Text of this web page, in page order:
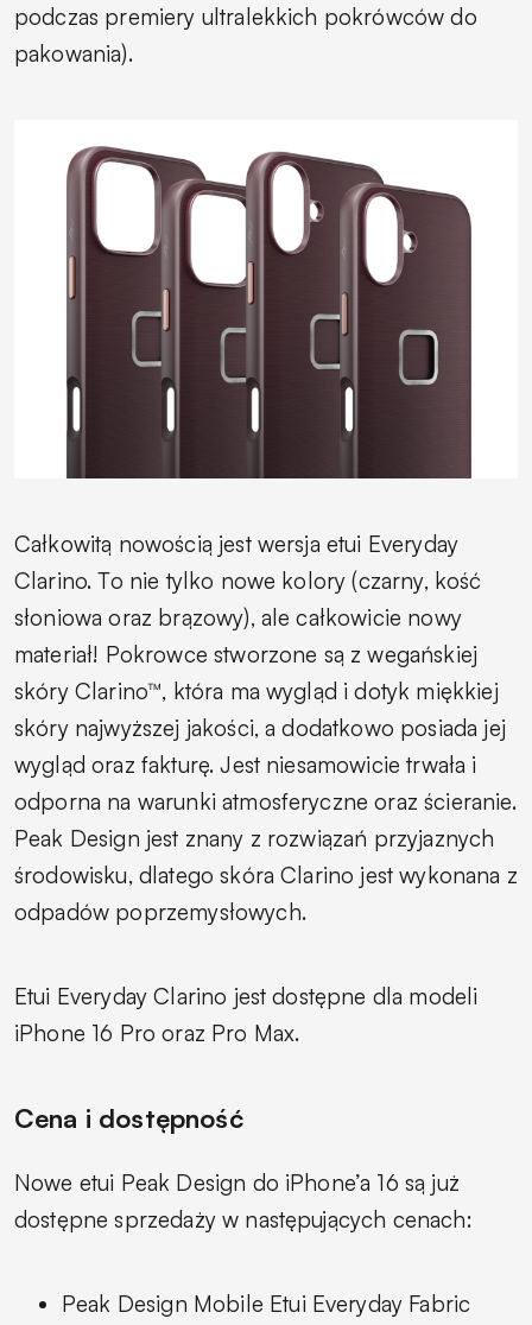
podczas premiery ultralekkich pokrówców do
pakowania).
Całkowitą nowością jest wersja etui Everyday
Clarino. To nie tylko nowe kolory (czarny, kość
słoniowa oraz brązowy), ale całkowicie nowy
materiał! Pokrowce stworzone są z wegańskiej
skóry Clarino™, która ma wygląd i dotyk miękkiej
skóry najwyższej jakości, a dodatkowo posiada jej
wygląd oraz fakturę. Jest niesamowicie trwała i
odporna na warunki atmosferyczne oraz ścieranie.
Peak Design jest znany z rozwiązań przyjaznych
środowisku, dlatego skóra Clarino jest wykonana z
odpadów poprzemysłowych.
Etui Everyday Clarino jest dostępne dla modeli
iPhone 16 Pro oraz Pro Max.
Cena i dostępność
Nowe etui Peak Design do iPhone’a 16 są już
dostępne sprzedaży w następujących cenach:
Peak Design Mobile Etui Everyday Fabric